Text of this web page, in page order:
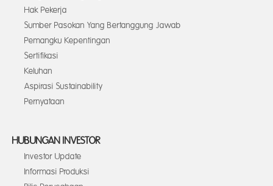
Hak Pekerja
Sumber Pasokan Yang Bertanggung Jawab
Pemangku Kepentingan
Sertifikasi
Keluhan
Aspirasi Sustainability
Pernyataan
HUBUNGAN INVESTOR
Investor Update
Informasi Produksi